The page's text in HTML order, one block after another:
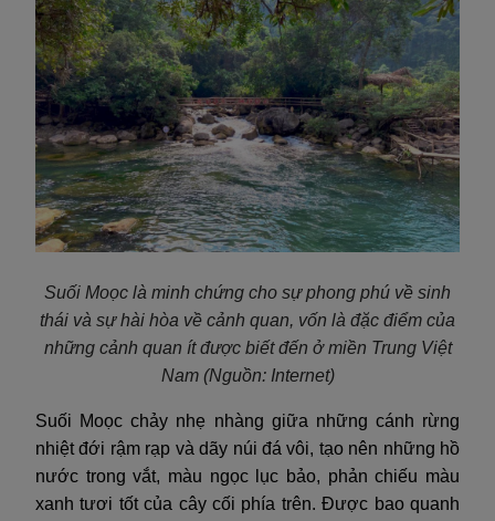
Suối Moọc là minh chứng cho sự phong phú về sinh
thái và sự hài hòa về cảnh quan, vốn là đặc điểm của
những cảnh quan ít được biết đến ở miền Trung Việt
Nam (Nguồn: Internet)
Suối Moọc chảy nhẹ nhàng giữa những cánh rừng
nhiệt đới rậm rạp và dãy núi đá vôi, tạo nên những hồ
nước trong vắt, màu ngọc lục bảo, phản chiếu màu
xanh tươi tốt của cây cối phía trên. Được bao quanh